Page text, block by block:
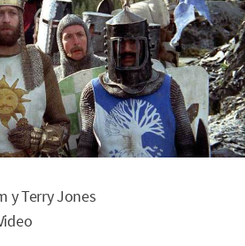
y Terry Jones